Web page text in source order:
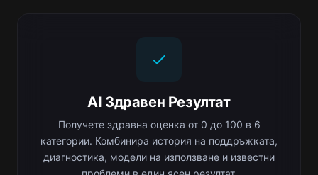
AI Здравен Резултат
Получете здравна оценка от 0 до 100 в 6
категории. Комбинира история на поддръжката,
диагностика, модели на използване и известни